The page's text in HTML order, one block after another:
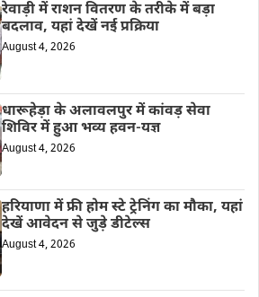
रेवाड़ी में राशन वितरण के तरीके में बड़ा
बदलाव, यहां देखें नई प्रक्रिया
August 4, 2026
धारूहेड़ा के अलावलपुर में कांवड़ सेवा
शिविर में हुआ भव्य हवन-यज्ञ
August 4, 2026
हरियाणा में फ्री होम स्टे ट्रेनिंग का मौका, यहां
देखें आवेदन से जुड़े डीटेल्स
August 4, 2026